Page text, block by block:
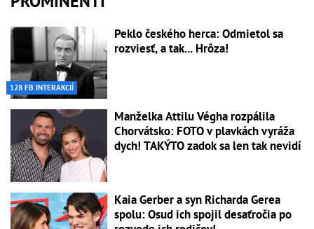
128 FB INTERAKCIÍ
Peklo českého herca: Odmietol sa
rozviesť, a tak... Hrôza!
Manželka Attilu Végha rozpálila
Chorvátsko: FOTO v plavkách vyráža
dych! TAKÝTO zadok sa len tak nevidí
Kaia Gerber a syn Richarda Gerea
spolu: Osud ich spojil desaťročia po